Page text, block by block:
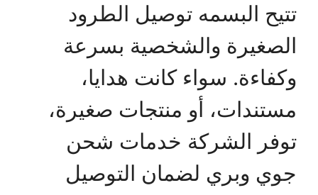
تتيح البسمه توصيل الطرود
الصغيرة والشخصية بسرعة
وكفاءة. سواء كانت هدايا،
مستندات، أو منتجات صغيرة،
توفر الشركة خدمات شحن
جوي وبري لضمان التوصيل